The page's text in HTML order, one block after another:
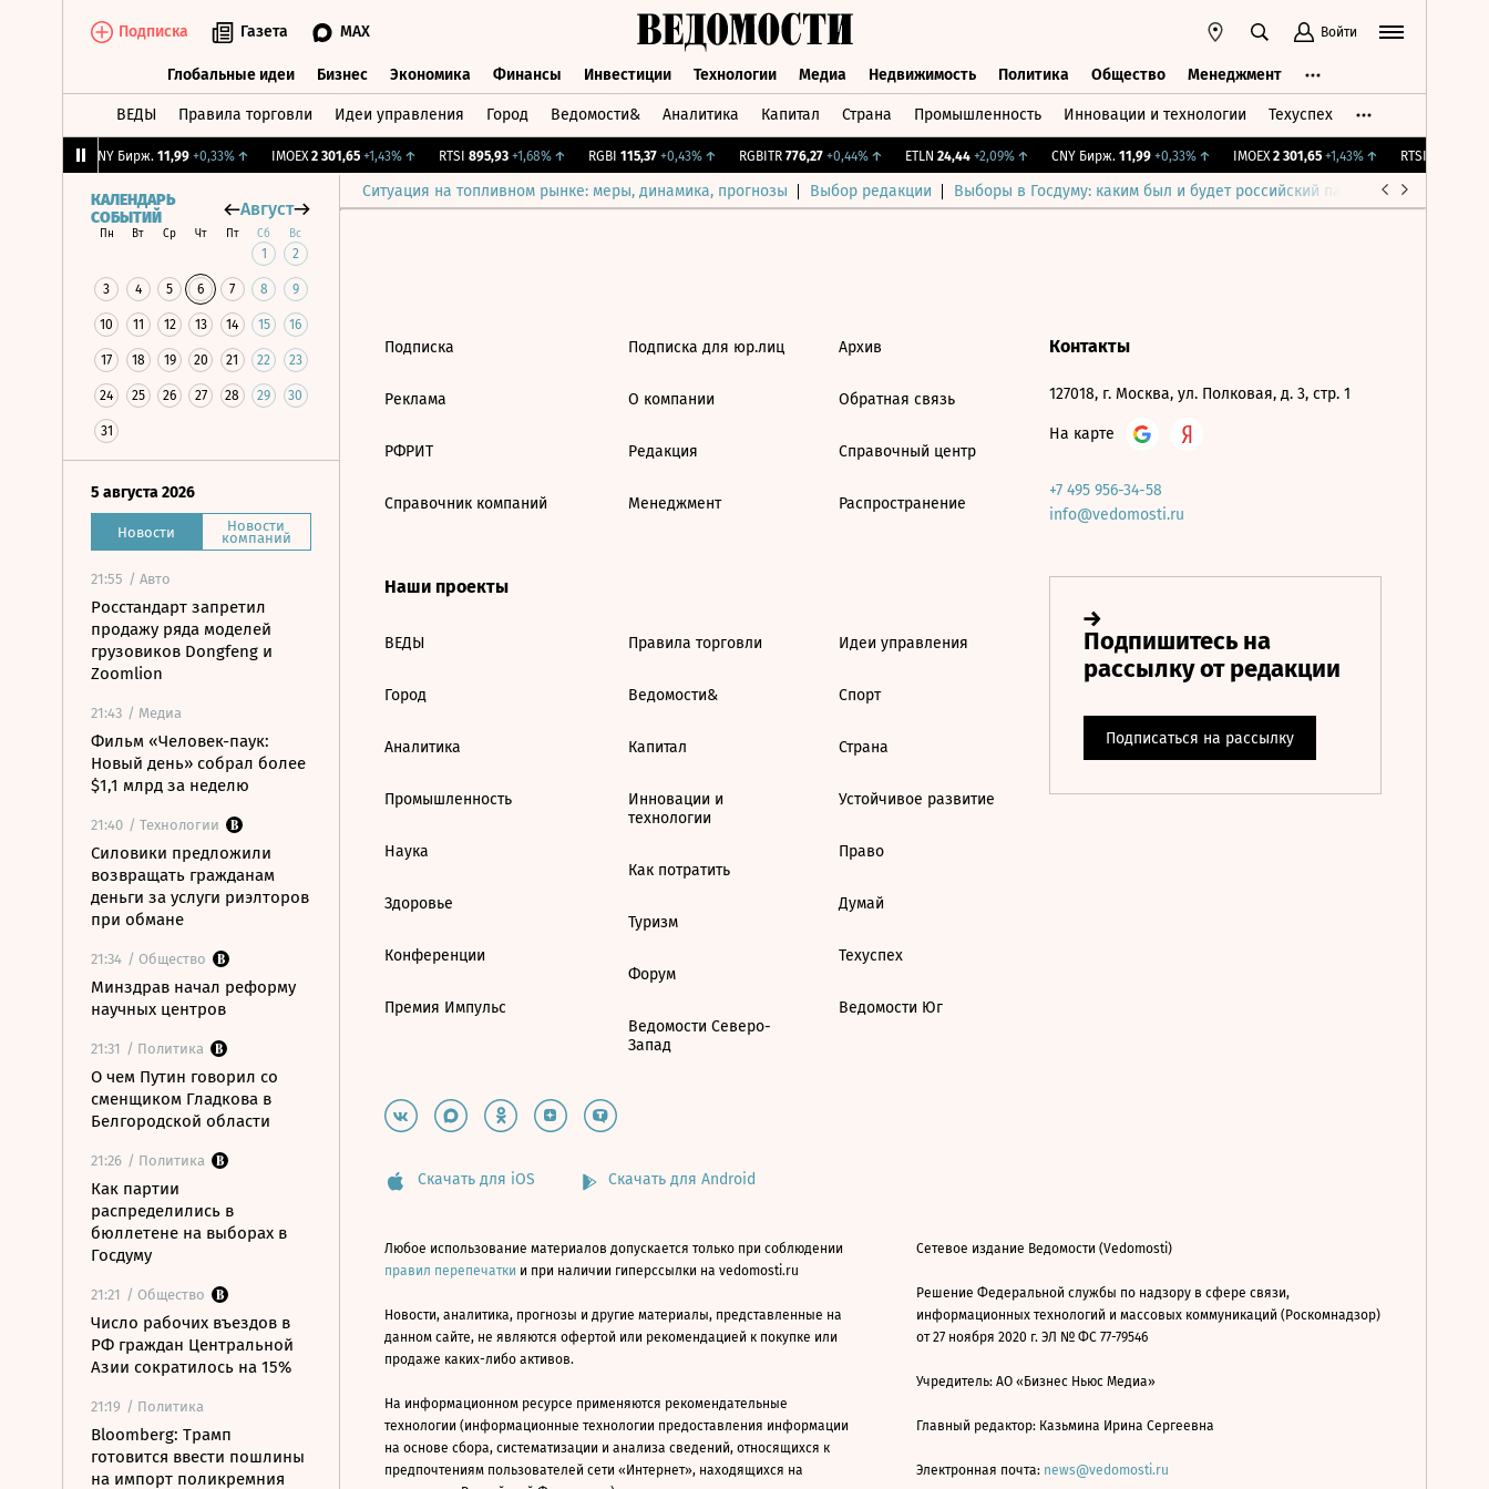
Подписка Газета MAX Войти
Глобальные идеи Бизнес Экономика Финансы Инвестиции Технологии Медиа Недвижимость Политика Общество Менеджмент
ВЕДЫ Правила торговли Идеи управления Город Ведомости& Аналитика Капитал Страна Промышленность Инновации и технологии Техуспех
CNY Бирж. 11,99 +0,33%↑ IMOEX 2 301,65 +1,43%↑ RTSI 895,93 +1,68%↑ RGBI 115,37 +0,43%↑ RGBITR 776,27 +0,44%↑ ETLN 24,44 +2,09%↑ CNY Бирж. 11,99 +0,33%↑ IMOEX 2 301,65 +1,43%↑ RTSI 895,93
Ситуация на топливном рынке: меры, динамика, прогнозы Выбор редакции Выборы в Госдуму: каким был и будет российский парламент
КАЛЕНДАРЬ
СОБЫТИЙ
Август
Пн Вт Ср Чт Пт Сб Вс
1 2
3 4 5 6 7 8 9
10 11 12 13 14 15 16
17 18 19 20 21 22 23
24 25 26 27 28 29 30
31
5 августа 2026
Новости Новости
компаний
21:55 / Авто
Росстандарт запретил
продажу ряда моделей
грузовиков Dongfeng и
Zoomlion
21:43 / Медиа
Фильм «Человек-паук:
Новый день» собрал более
$1,1 млрд за неделю
21:40 / Технологии
Силовики предложили
возвращать гражданам
деньги за услуги риэлторов
при обмане
21:34 / Общество
Минздрав начал реформу
научных центров
21:31 / Политика
О чем Путин говорил со
сменщиком Гладкова в
Белгородской области
21:26 / Политика
Как партии
распределились в
бюллетене на выборах в
Госдуму
21:21 / Общество
Число рабочих въездов в
РФ граждан Центральной
Азии сократилось на 15%
21:19 / Политика
Bloomberg: Трамп
готовится ввести пошлины
на импорт поликремния
Подписка
Реклама
РФРИТ
Справочник компаний
Подписка для юр.лиц
О компании
Редакция
Менеджмент
Архив
Обратная связь
Справочный центр
Распространение
Наши проекты
ВЕДЫ
Город
Аналитика
Промышленность
Наука
Здоровье
Конференции
Премия Импульс
Правила торговли
Ведомости&
Капитал
Инновации и
технологии
Как потратить
Туризм
Форум
Ведомости Северо-
Запад
Идеи управления
Спорт
Страна
Устойчивое развитие
Право
Думай
Техуспех
Ведомости Юг
Контакты
127018, г. Москва, ул. Полковая, д. 3, стр. 1
На карте
+7 495 956-34-58
info@vedomosti.ru
Скачать для iOS Скачать для Android
Любое использование материалов допускается только при соблюдении
правил перепечатки и при наличии гиперссылки на vedomosti.ru
Новости, аналитика, прогнозы и другие материалы, представленные на
данном сайте, не являются офертой или рекомендацией к покупке или
продаже каких-либо активов.
На информационном ресурсе применяются рекомендательные
технологии (информационные технологии предоставления информации
на основе сбора, систематизации и анализа сведений, относящихся к
предпочтениям пользователей сети «Интернет», находящихся на
Сетевое издание Ведомости (Vedomosti)
Решение Федеральной службы по надзору в сфере связи,
информационных технологий и массовых коммуникаций (Роскомнадзор)
от 27 ноября 2020 г. ЭЛ № ФС 77-79546
Учредитель: АО «Бизнес Ньюс Медиа»
Главный редактор: Казьмина Ирина Сергеевна
Электронная почта: news@vedomosti.ru